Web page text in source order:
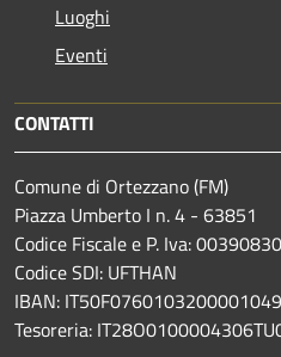
Luoghi
Eventi
CONTATTI
Comune di Ortezzano (FM)
Piazza Umberto I n. 4 - 63851
Codice Fiscale e P. Iva:
Codice SDI: UFTHAN
IBAN:
Tesoreria: